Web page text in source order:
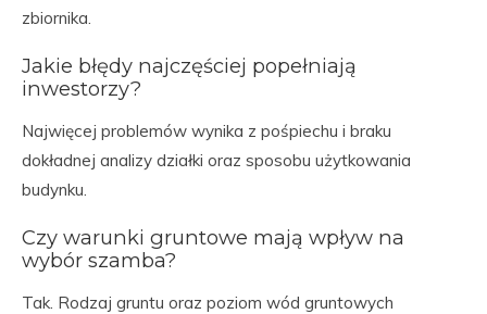
zbiornika.
Jakie błędy najczęściej popełniają
inwestorzy?
Najwięcej problemów wynika z pośpiechu i braku
dokładnej analizy działki oraz sposobu użytkowania
budynku.
Czy warunki gruntowe mają wpływ na
wybór szamba?
Tak. Rodzaj gruntu oraz poziom wód gruntowych